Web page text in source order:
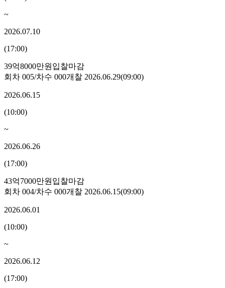
~
2026.07.10
(17:00)
39억8000만원 입찰마감
회차 005/차수 000개찰 2026.06.29(09:00)
2026.06.15
(10:00)
~
2026.06.26
(17:00)
43억7000만원 입찰마감
회차 004/차수 000개찰 2026.06.15(09:00)
2026.06.01
(10:00)
~
2026.06.12
(17:00)